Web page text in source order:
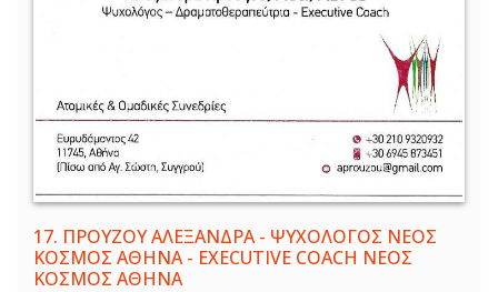
17. ΠΡΟΥΖΟΥ ΑΛΕΞΑΝΔΡΑ - ΨΥΧΟΛΟΓΟΣ ΝΕΟΣ
ΚΟΣΜΟΣ ΑΘΗΝΑ - EXECUTIVE COACH ΝΕΟΣ
ΚΟΣΜΟΣ ΑΘΗΝΑ